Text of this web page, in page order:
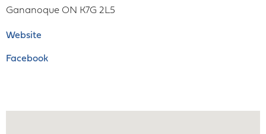
Gananoque ON K7G 2L5
Website
Facebook